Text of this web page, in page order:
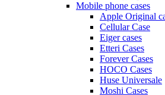
Mobile phone cases
Apple Original
Cellular Case
Eiger cases
Etteri Cases
Forever Cases
HOCO Cases
Huse Universale
Moshi Cases